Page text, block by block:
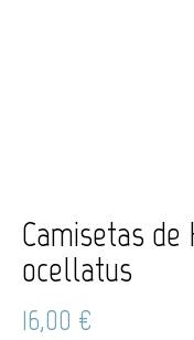
Camisetas
ocellatus
16,00 €